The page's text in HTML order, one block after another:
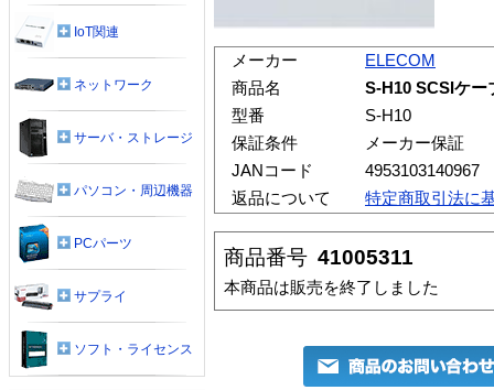
メーカー
ELECOM
商品名
S-H10 SCSIケー
型番
S-H10
保証条件
メーカー保証
JANコード
4953103140967
返品について
特定商取引法に
商品番号 41005311
本商品は販売を終了しました
IoT関連
ネットワーク
サーバ・ストレージ
パソコン・周辺機器
PCパーツ
サプライ
ソフト・ライセンス